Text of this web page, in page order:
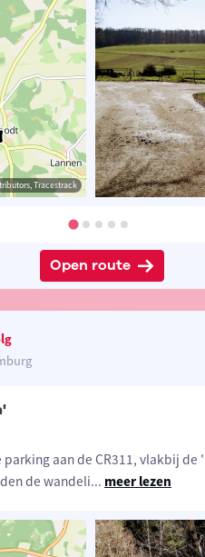
Eddy & RitaTracestrack
Open route
aan de CR311, vlakbij de
de wandeli... meer lezen